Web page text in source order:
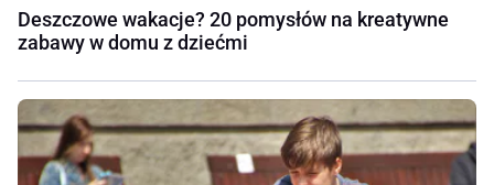
Deszczowe wakacje? 20 pomysłów na kreatywne
zabawy w domu z dziećmi